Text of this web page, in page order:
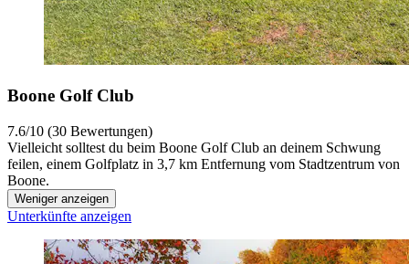
Boone Golf Club
7.6/10 (30 Bewertungen)
Vielleicht solltest du beim Boone Golf Club an deinem Schwung
feilen, einem Golfplatz in 3,7 km Entfernung vom Stadtzentrum von
Boone.
Weniger anzeigen
Unterkünfte anzeigen